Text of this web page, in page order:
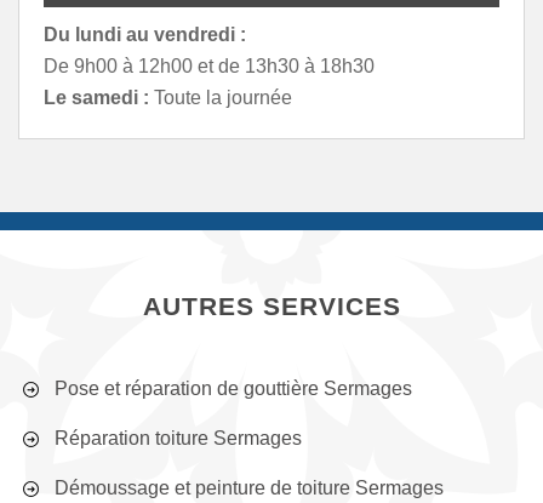
Du lundi au vendredi :
De 9h00 à 12h00 et de 13h30 à 18h30
Le samedi : Toute la journée
AUTRES SERVICES
Pose et réparation de gouttière Sermages
Réparation toiture Sermages
Démoussage et peinture de toiture Sermages